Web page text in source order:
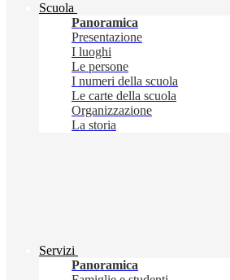
Scuola
Panoramica
Presentazione
I luoghi
Le persone
I numeri della scuola
Le carte della scuola
Organizzazione
La storia
Servizi
Panoramica